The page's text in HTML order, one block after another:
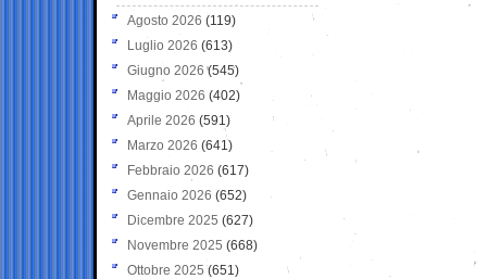
Agosto 2026 (119)
Luglio 2026 (613)
Giugno 2026 (545)
Maggio 2026 (402)
Aprile 2026 (591)
Marzo 2026 (641)
Febbraio 2026 (617)
Gennaio 2026 (652)
Dicembre 2025 (627)
Novembre 2025 (668)
Ottobre 2025 (651)